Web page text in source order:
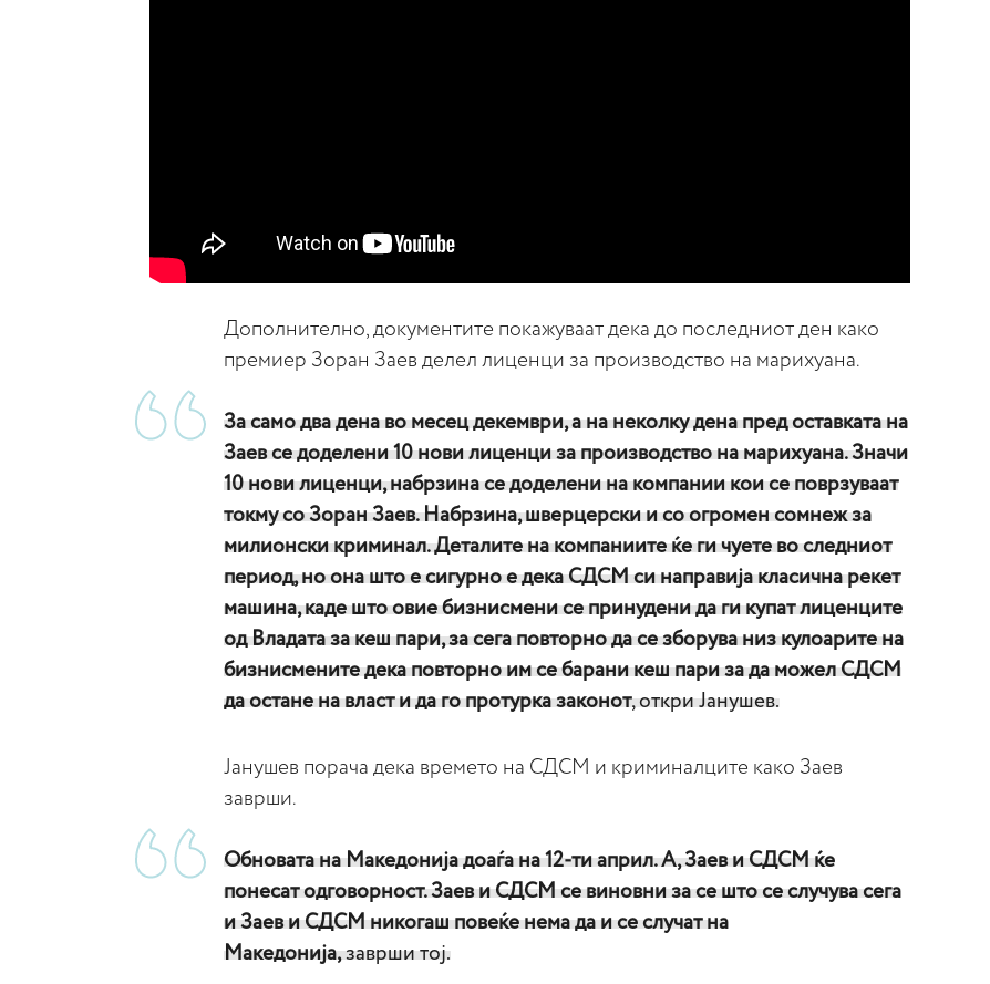
Дополнително, документите покажуваат дека до последниот ден како
премиер Зоран Заев делел лиценци за производство на марихуана.
За само два дена во месец декември, а на неколку дена пред оставката на
Заев се доделени 10 нови лиценци за производство на марихуана. Значи
10 нови лиценци, набрзина се доделени на компании кои се поврзуваат
токму со Зоран Заев. Набрзина, шверцерски и со огромен сомнеж за
милионски криминал. Деталите на компаниите ќе ги чуете во следниот
период, но она што е сигурно е дека СДСМ си направија класична рекет
машина, каде што овие бизнисмени се принудени да ги купат лиценците
од Владата за кеш пари, за сега повторно да се зборува низ кулоарите на
бизнисмените дека повторно им се барани кеш пари за да можел СДСМ
да остане на власт и да го протурка законот, откри Јанушев.
Јанушев порача дека времето на СДСМ и криминалците како Заев
заврши.
Обновата на Македонија доаѓа на 12-ти април. А, Заев и СДСМ ќе
понесат одговорност. Заев и СДСМ се виновни за се што се случува сега
и Заев и СДСМ никогаш повеќе нема да и се случат на
Македонија,заврши тој.